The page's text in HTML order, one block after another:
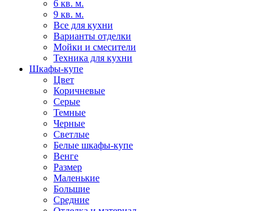
6 кв. м.
9 кв. м.
Все для кухни
Варианты отделки
Мойки и смесители
Техника для кухни
Шкафы-купе
Цвет
Коричневые
Серые
Темные
Черные
Светлые
Белые шкафы-купе
Венге
Размер
Маленькие
Большие
Средние